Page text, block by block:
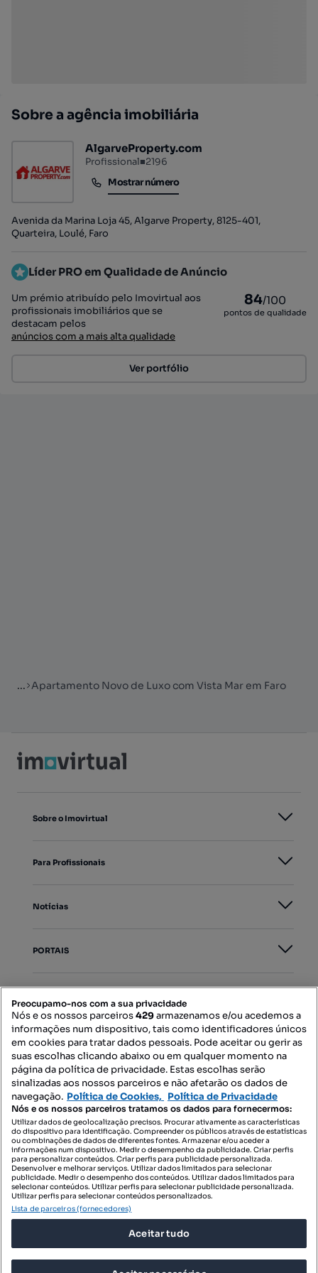
Sobre a agência imobiliária
AlgarveProperty.com
Profissional■2196
Mostrar número
Mostrar número
Avenida da Marina Loja 45, Algarve Property, 8125-401,
Quarteira, Loulé, Faro
Líder PRO em Qualidade de Anúncio
Um prémio atribuído pelo Imovirtual aos
profissionais imobiliários que se
destacam pelos
anúncios com a mais alta qualidade
84/100
pontos de qualidade
Ver portfólio
... Apartamento Novo de Luxo com Vista Mar em Faro
Sobre o Imovirtual
Para Profissionais
Notícias
PORTAIS
Contacte-nos
SIGA-NOS:
DESCARREGAR NA:
© 2026 Imovirtual.com, OLX Portugal, S.A.
POLÍTICA DE PRIVACIDADE
Preocupamo-nos com a sua privacidade
Nós e os nossos parceiros429armazenamos e/ou acedemos a
informações num dispositivo, tais como identificadores únicos
em cookies para tratar dados pessoais. Pode aceitar ou gerir as
suas escolhas clicando abaixo ou em qualquer momento na
página da política de privacidade. Estas escolhas serão
sinalizadas aos nossos parceiros e não afetarão os dados de
navegação. Política de Cookies, Política de Privacidade
Nós e os nossos parceiros tratamos os dados para fornecermos:
Utilizar dados de geolocalização precisos. Procurar ativamente as características
do dispositivo para identificação. Compreender os públicos através de estatísticas
ou combinações de dados de diferentes fontes. Armazenar e/ou aceder a
informações num dispositivo. Medir o desempenho da publicidade. Criar perfis
para personalizar conteúdos. Criar perfis para publicidade personalizada.
Desenvolver e melhorar serviços. Utilizar dados limitados para selecionar
publicidade. Medir o desempenho dos conteúdos. Utilizar dados limitados para
selecionar conteúdos. Utilizar perfis para selecionar publicidade personalizada.
Utilizar perfis para selecionar conteúdos personalizados.
Lista de parceiros (fornecedores)
Aceitar tudo